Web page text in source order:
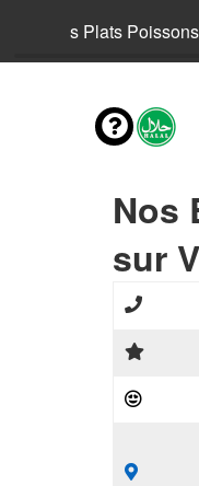
Nos Plats
Nos
sur